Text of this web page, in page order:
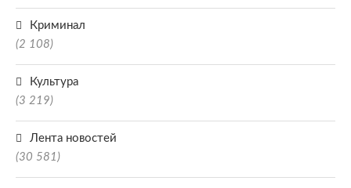
Криминал
(2 108)
Культура
(3 219)
Лента новостей
(30 581)